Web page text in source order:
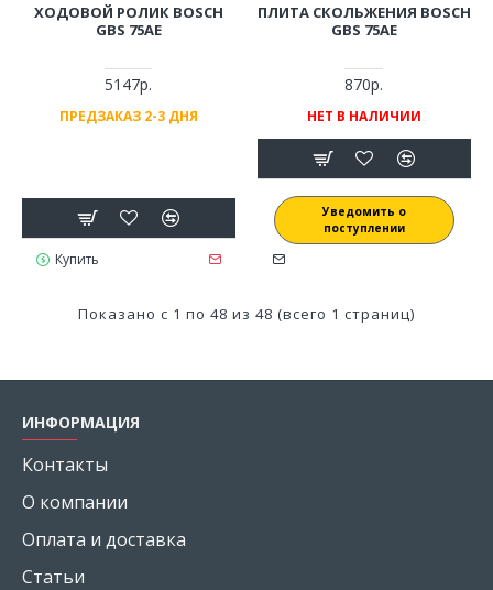
ХОДОВОЙ РОЛИК BOSCH
GBS 75AE
5147р.
ПРЕДЗАКАЗ 2-3 ДНЯ
Купить
ПЛИТА СКОЛЬЖЕНИЯ BOSCH
GBS 75AE
870р.
НЕТ В НАЛИЧИИ
Уведомить о
поступлении
Показано с 1 по 48 из 48 (всего 1 страниц)
ИНФОРМАЦИЯ
Контакты
О компании
Оплата и доставка
Статьи